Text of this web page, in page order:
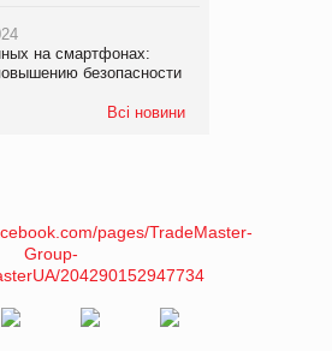
на смартфонах:
безопасности
Всі новини